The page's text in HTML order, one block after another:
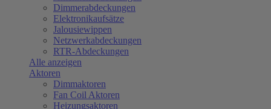
Dimmerabdeckungen
Elektronikaufsätze
Jalousiewippen
Netzwerkabdeckungen
RTR-Abdeckungen
Alle anzeigen
Aktoren
Dimmaktoren
Fan Coil Aktoren
Heizungsaktoren